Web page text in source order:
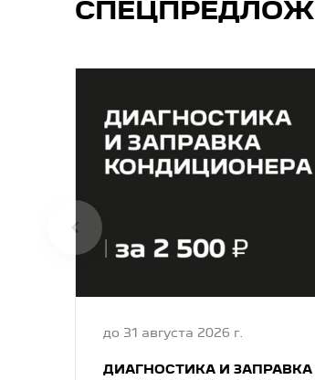
до 31 августа 2026 г.
ДИАГНОСТИКA И